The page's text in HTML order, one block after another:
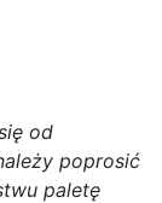
od
poprosić
paletę